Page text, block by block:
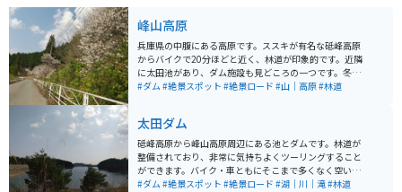
峰山高原
兵庫県の中腹にある高原です。ススキが有名な砥峰高原
からバイクで20分ほどと近く、林道が印象的です。近隣
に太田池があり、ダム施設も見どころの一つです。冬場
はスキー場としても有名です。
#ダム#絶景スポット #絶景ロード #山｜高原#林道
太田ダム
砥峰高原から峰山高原周辺にある池とダムです。林道が
整備されており、非常に気持ちよくツーリングすること
ができます。バイク・車ともにそこまで多くなく空いて
いる場所です。人は少なく、解放された自然が魅力で
#ダム#絶景スポット #絶景ロード #湖｜川｜滝#林道